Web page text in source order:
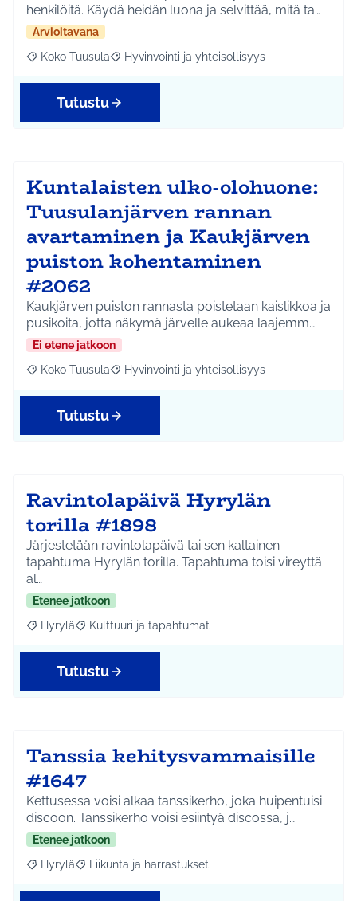
henkilöitä. Käydä heidän luona ja selvittää, mitä ta…
Arvioitavana
Rajaa tulokset aihepiirin mukaan: Koko Tuusula
Koko Tuusula Rajaa tulokset teeman mukaan: Hyvinvointi ja
Hyvinvointi ja yhteisöllisyys
Tutustu
Kuntalaisten ulko-olohuone:
Tuusulanjärven rannan
avartaminen ja Kaukjärven
puiston kohentaminen
#2062
Kaukjärven puiston rannasta poistetaan kaislikkoa ja
pusikoita, jotta näkymä järvelle aukeaa laajemm…
Ei etene jatkoon
Rajaa tulokset aihepiirin mukaan: Koko Tuusula
Koko Tuusula Rajaa tulokset teeman mukaan: Hyvinvointi ja
Hyvinvointi ja yhteisöllisyys
Tutustu
Ravintolapäivä Hyrylän
torilla #1898
Järjestetään ravintolapäivä tai sen kaltainen
tapahtuma Hyrylän torilla. Tapahtuma toisi vireyttä
al…
Etenee jatkoon
Rajaa tulokset aihepiirin mukaan: Hyrylä
Hyrylä Rajaa tulokset teeman mukaan: Kulttuuri ja
Kulttuuri ja tapahtumat
Tutustu
Tanssia kehitysvammaisille
#1647
Kettusessa voisi alkaa tanssikerho, joka huipentuisi
discoon. Tanssikerho voisi esiintyä discossa, j…
Etenee jatkoon
Rajaa tulokset aihepiirin mukaan: Hyrylä
Hyrylä Rajaa tulokset teeman mukaan: Liikunta ja
Liikunta ja harrastukset